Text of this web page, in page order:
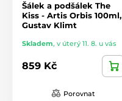
Šálek a podšálek The
Kiss - Artis Orbis 100ml,
Gustav Klimt
Skladem, v úterý 11. 8. u vás
859 Kč
Porovnat